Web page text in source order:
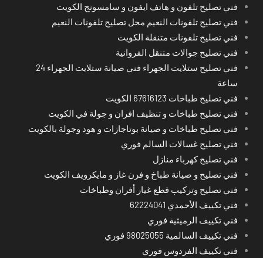
فني تصليح تلفون و هاتف ايفون و سامسونج الكويت
فني تصليح تلفونات النعيم محل تصليح تلفونات النعيم
فني تصليح تلفونات متنقلة الكويت
فني تصليح جوالات متنقل الفروانية
فني تصليح ستلايت الجهراء فني صيانة ستلايت الجهراء 24
ساعة
فني تصليح طباخات 67616123 الكويت
فني تصليح طباخات و تنظيف افران و جولة في الكويت
فني تصليح طباخات و صيانة بوتاجازات و هود وجولة بالكويت
فني تصليح غسالات السالم فوري
فني تصليح كهرباء منازل
فني تصليح و صيانة طباخ و فرن غاز و مايكرويف الكويت
فني تصليح وتركيب قطع غيار أفران وطباخات
فني تكييف الأحمدي 62224041
فني تكييف الرميثية فوري
فني تكييف السالمية 98025055 فوري
فني تكييف الفردوس فوري